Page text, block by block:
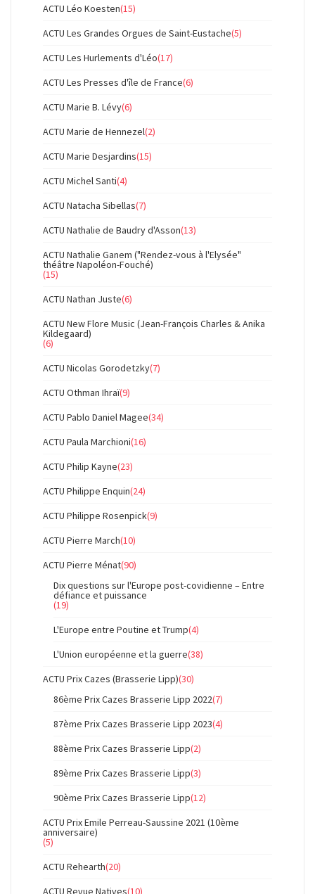
ACTU Léo Koesten(15)
ACTU Les Grandes Orgues de Saint-Eustache(5)
ACTU Les Hurlements d'Léo(17)
ACTU Les Presses d'île de France(6)
ACTU Marie B. Lévy(6)
ACTU Marie de Hennezel(2)
ACTU Marie Desjardins(15)
ACTU Michel Santi(4)
ACTU Natacha Sibellas(7)
ACTU Nathalie de Baudry d'Asson(13)
ACTU Nathalie Ganem ("Rendez-vous à l'Elysée"
théâtre Napoléon-Fouché)
(15)
ACTU Nathan Juste(6)
ACTU New Flore Music (Jean-François Charles & Anika
Kildegaard)
(6)
ACTU Nicolas Gorodetzky(7)
ACTU Othman Ihraï(9)
ACTU Pablo Daniel Magee(34)
ACTU Paula Marchioni(16)
ACTU Philip Kayne(23)
ACTU Philippe Enquin(24)
ACTU Philippe Rosenpick(9)
ACTU Pierre March(10)
ACTU Pierre Ménat(90)
Dix questions sur l'Europe post-covidienne – Entre
défiance et puissance
(19)
L'Europe entre Poutine et Trump(4)
L'Union européenne et la guerre(38)
ACTU Prix Cazes (Brasserie Lipp)(30)
86ème Prix Cazes Brasserie Lipp 2022(7)
87ème Prix Cazes Brasserie Lipp 2023(4)
88ème Prix Cazes Brasserie Lipp(2)
89ème Prix Cazes Brasserie Lipp(3)
90ème Prix Cazes Brasserie Lipp(12)
ACTU Prix Emile Perreau-Saussine 2021 (10ème
anniversaire)
(5)
ACTU Rehearth(20)
ACTU Revue Natives(10)